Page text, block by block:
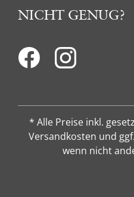
NICHT GENUG?
* Alle Preise inkl.
Versandkosten und
wenn nicht